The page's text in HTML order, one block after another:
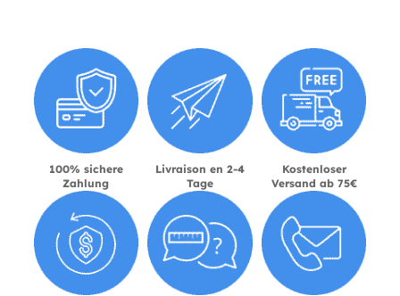
100% sichere
Zahlung
Livraison en 2-4
Tage
Kostenloser
Versand ab 75€